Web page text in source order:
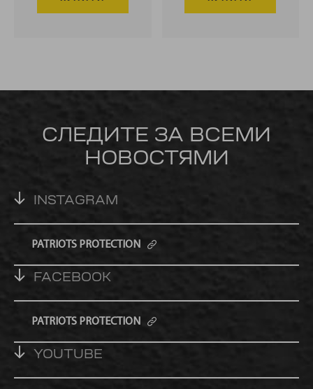
СЛЕДИТЕ ЗА ВСЕМИ
НОВОСТЯМИ
INSTAGRAM
PATRIOTS PROTECTION
FACEBOOK
PATRIOTS PROTECTION
YOUTUBE